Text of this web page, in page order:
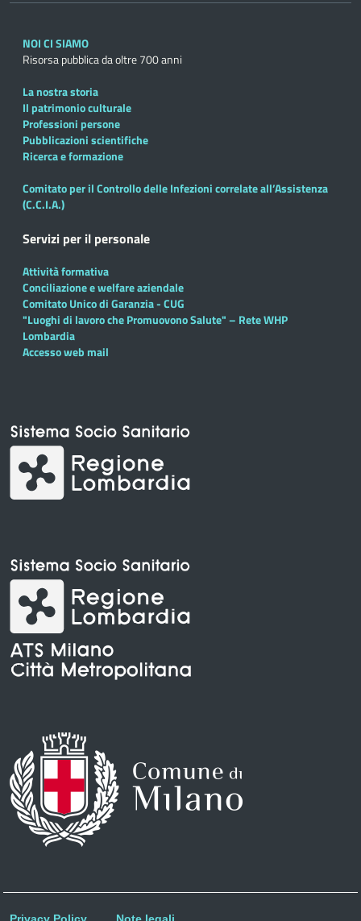
NOI CI SIAMO
Risorsa pubblica da oltre 700 anni
La nostra storia
Il patrimonio culturale
Professioni persone
Pubblicazioni scientifiche
Ricerca e formazione
Comitato per il Controllo delle Infezioni correlate all’Assistenza
(C.C.I.A.)
Servizi per il personale
Attività formativa
Conciliazione e welfare aziendale
Comitato Unico di Garanzia - CUG
"Luoghi di lavoro che Promuovono Salute" – Rete WHP
Lombardia
Accesso web mail